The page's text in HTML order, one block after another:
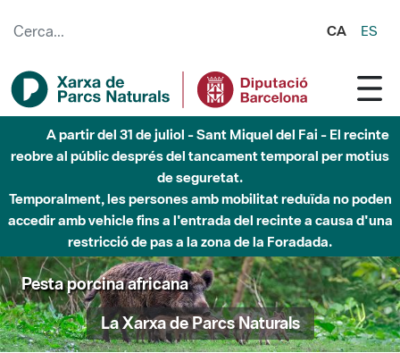
CA ES
A partir del 31 de juliol - Sant Miquel del Fai - El recinte
reobre al públic després del tancament temporal per motius
de seguretat.
Temporalment, les persones amb mobilitat reduïda no poden
accedir amb vehicle fins a l'entrada del recinte a causa d'una
restricció de pas a la zona de la Foradada.
Pesta porcina africana
La Xarxa de Parcs Naturals